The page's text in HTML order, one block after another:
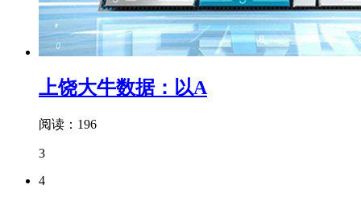
上饶大牛数据：以A
阅读：196
3
4